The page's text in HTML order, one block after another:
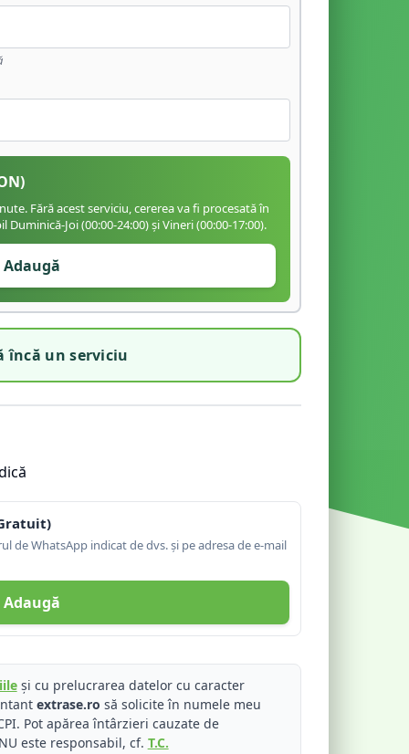
Fără acest serviciu, cererea va fi procesată în
Joi (00:00-24:00) și Vineri (00:00-17:00).
Adaugă
încă un serviciu
de WhatsApp indicat de dvs. și pe adresa de e-mail
Adaugă
și cu prelucrarea datelor cu caracter
extrase.ro să solicite în numele meu
Pot apărea întârzieri cauzate de
este responsabil, cf. T.C.